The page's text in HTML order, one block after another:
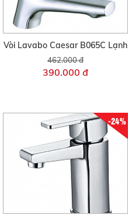
Vòi Lavabo Caesar B065C Lạnh
462.000 đ
390.000 đ
-24%